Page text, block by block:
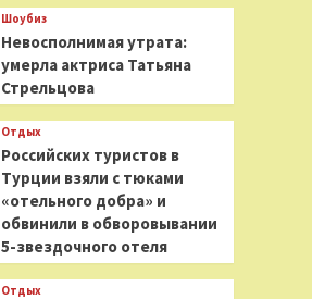
Шоубиз
Невосполнимая утрата:
умерла актриса Татьяна
Стрельцова
Отдых
Российских туристов в
Турции взяли с тюками
«отельного добра» и
обвинили в обворовывании
5-звездочного отеля
Отдых